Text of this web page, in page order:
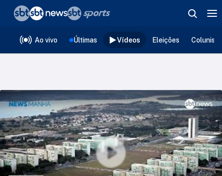
Ao vivo Últimas Vídeos Eleições
❮voltar
Editorias